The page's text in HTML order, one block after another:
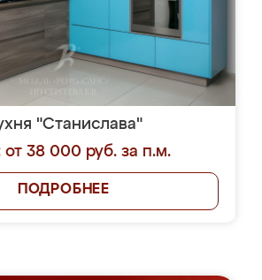
"Станислава"
от 38 000 руб. за п.м.
ПОДРОБНЕЕ